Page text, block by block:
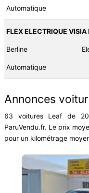
Automatique
FLEX ELECTRIQUE
Berline
Automatique
Annonces
63 voitures Leaf de
ParuVendu.fr. Le prix
pour un kilométrage